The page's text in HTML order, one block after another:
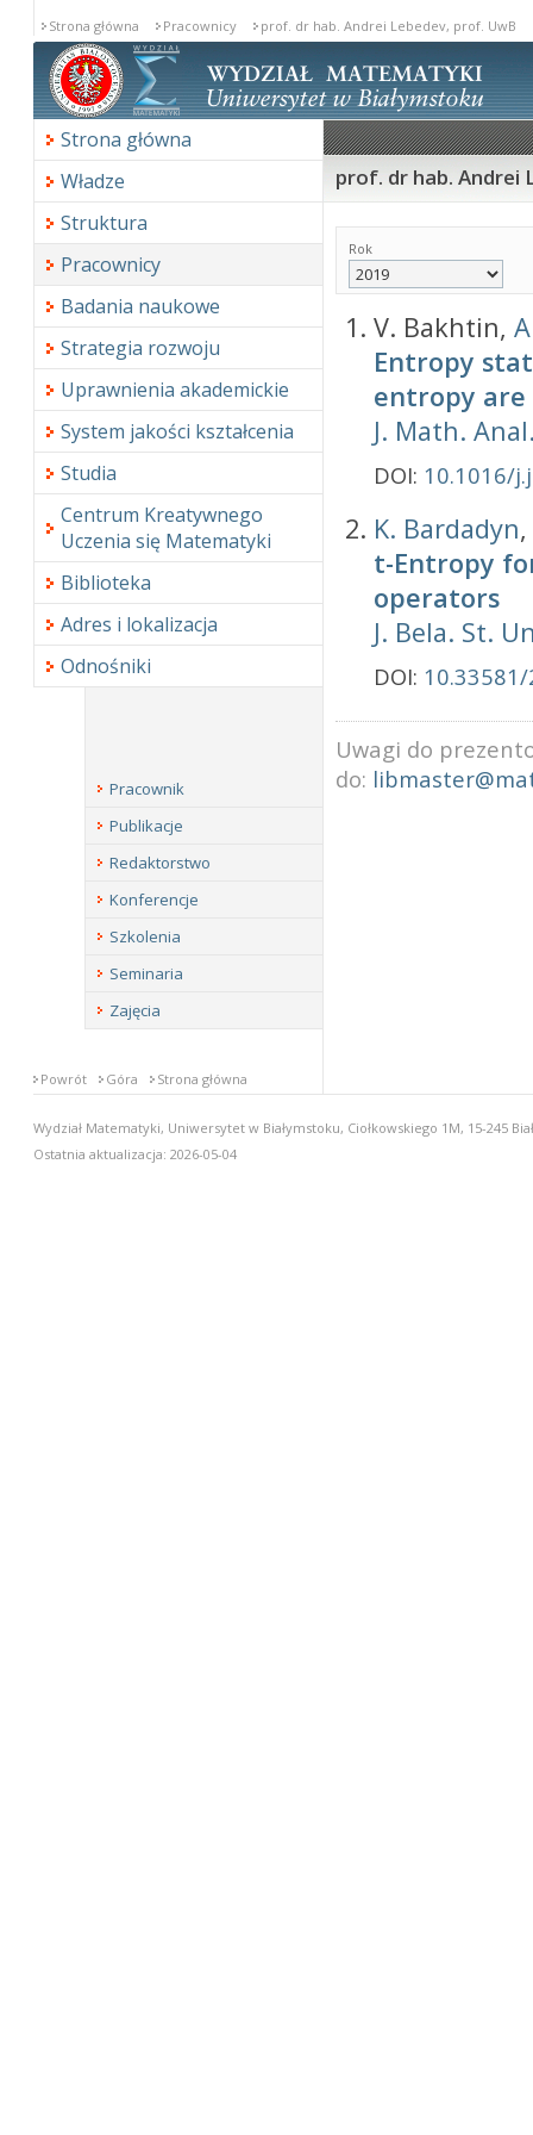
Strona główna Pracownicy prof. dr hab. Andrei Lebedev, prof. UwB
Strona główna
Władze
Struktura
Pracownicy
Badania naukowe
Strategia rozwoju
Uprawnienia akademickie
System jakości kształcenia
Studia
Centrum Kreatywnego
Uczenia się Matematyki
Biblioteka
Adres i lokalizacja
Odnośniki
prof. dr hab. Andrei
Rok
V. Bakhtin,
Entropy
entropy
J. Math.
DOI: 10.1016/
K. Bardadyn,
t-Entropy
operators
J. Bela. St.
DOI:
Uwagi do
do:
Pracownik
Publikacje
Redaktorstwo
Konferencje
Szkolenia
Seminaria
Zajęcia
Powrót Góra Strona główna
Wydział Matematyki, Uniwersytet w Białymstoku, Ciołkowskiego 1M, 15-245
Ostatnia aktualizacja: 2026-05-04